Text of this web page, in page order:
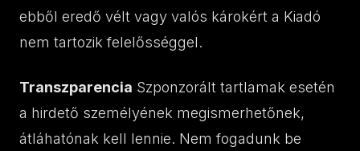
ebből eredő vélt vagy valós károkért a Kiadó
nem tartozik felelősséggel.
Transzparencia Szponzorált tartlamak esetén
a hirdető személyének megismerhetőnek,
átláhatónak kell lennie. Nem fogadunk be